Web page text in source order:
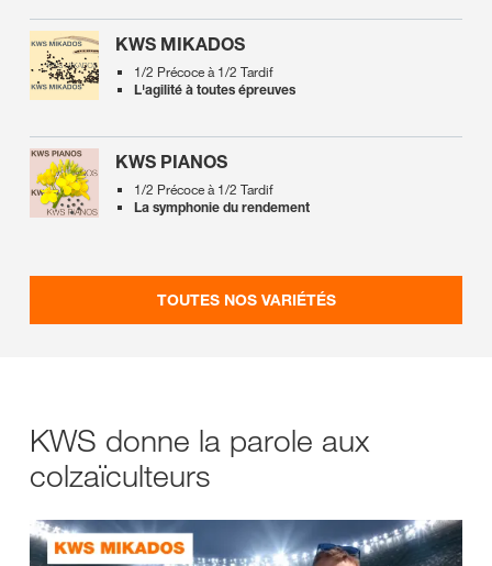
KWS MIKADOS
1/2 Précoce à 1/2 Tardif
L'agilité à toutes épreuves
KWS PIANOS
1/2 Précoce à 1/2 Tardif
La symphonie du rendement
TOUTES NOS VARIÉTÉS
KWS donne la parole aux
colzaïculteurs